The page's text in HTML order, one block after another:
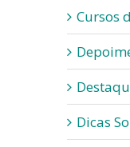
Cursos
Dicas